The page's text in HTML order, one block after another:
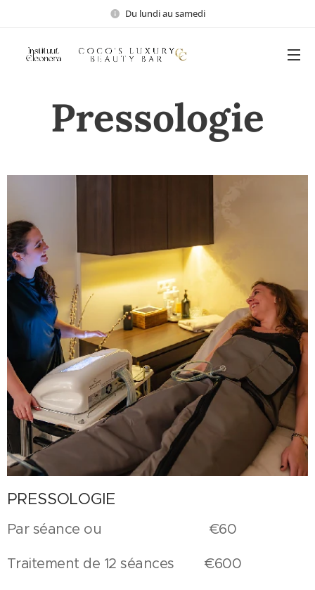
Du lundi au samedi
Pressologie
PRESSOLOGIE
Par séance ou €60
Traitement de 12 séances €600